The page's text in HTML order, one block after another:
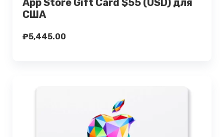
App Store Gift Card $55 (USD) для
США
₽5,445.00